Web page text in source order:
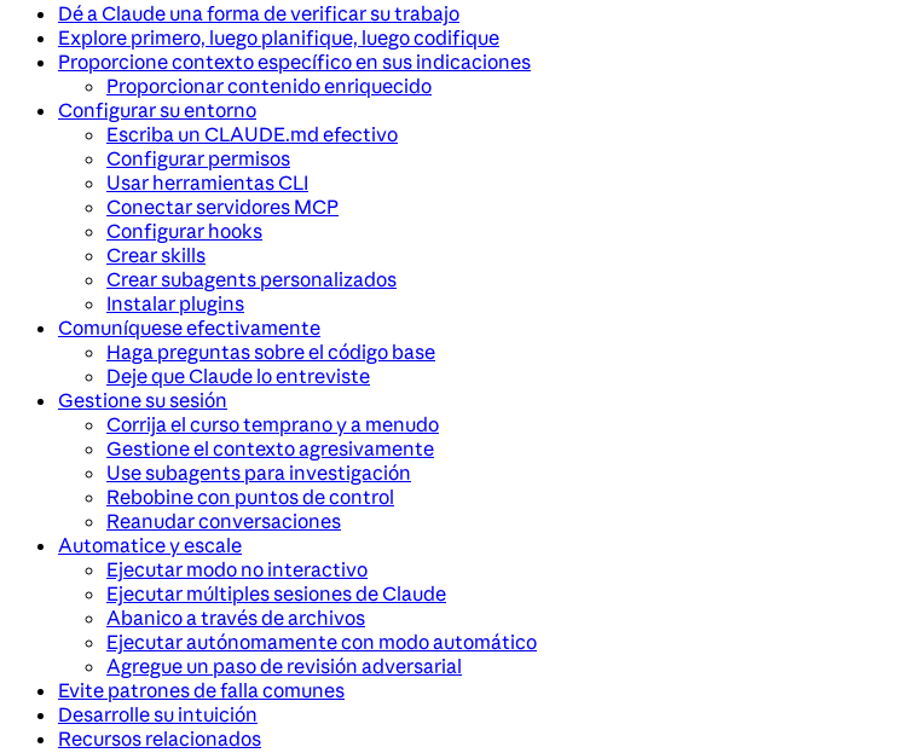
Dé a Claude una forma de verificar su trabajo
Explore primero, luego planifique, luego codifique
Proporcione contexto específico en sus indicaciones
Proporcionar contenido enriquecido
Configurar su entorno
Escriba un CLAUDE.md efectivo
Configurar permisos
Usar herramientas CLI
Conectar servidores MCP
Configurar hooks
Crear skills
Crear subagents personalizados
Instalar plugins
Comuníquese efectivamente
Haga preguntas sobre el código base
Deje que Claude lo entreviste
Gestione su sesión
Corrija el curso temprano y a menudo
Gestione el contexto agresivamente
Use subagents para investigación
Rebobine con puntos de control
Reanudar conversaciones
Automatice y escale
Ejecutar modo no interactivo
Ejecutar múltiples sesiones de Claude
Abanico a través de archivos
Ejecutar autónomamente con modo automático
Agregue un paso de revisión adversarial
Evite patrones de falla comunes
Desarrolle su intuición
Recursos relacionados